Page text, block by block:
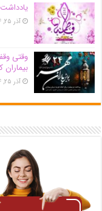
آذر ۲۵, ۱۴۰۴
وقتی
بیماران
آذر ۲۵, ۱۴۰۴